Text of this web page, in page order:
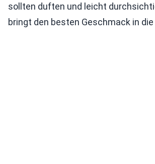
sollten duften und leicht
bringt den besten Geschmack in die